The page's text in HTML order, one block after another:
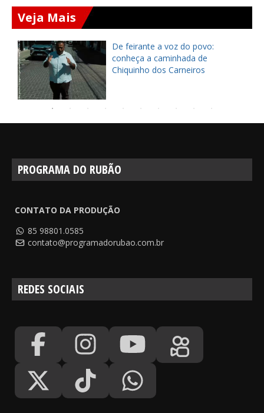
Veja Mais
Prefeita de Guaiúba, Izabella
Fernandes anuncia construção de
casa para família por meio do
PROGRAMA DO RUBÃO
CONTATO DA PRODUÇÃO
85 98801.0585
contato@programadorubao.com.br
REDES SOCIAIS